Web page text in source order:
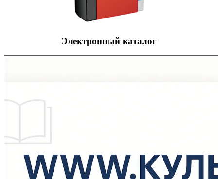
Электронный каталог